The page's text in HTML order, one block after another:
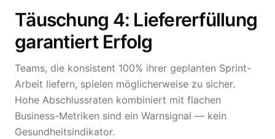
Täuschung 4: Liefererfüllung
garantiert Erfolg
Teams, die konsistent 100% ihrer geplanten Sprint-
Arbeit liefern, spielen möglicherweise zu sicher.
Hohe Abschlussraten kombiniert mit flachen
Business-Metriken sind ein Warnsignal — kein
Gesundheitsindikator.